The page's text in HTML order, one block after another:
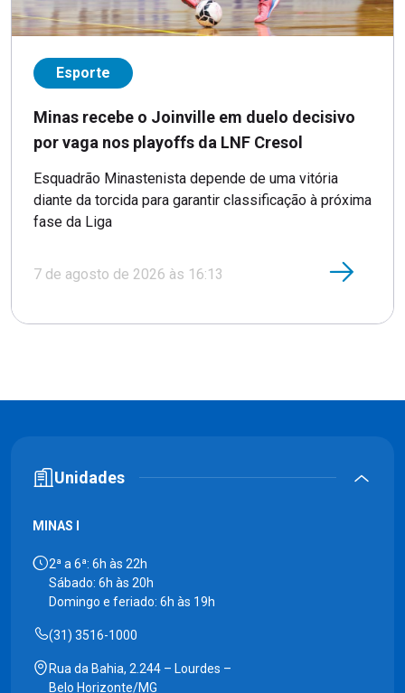
Esporte
Minas recebe o Joinville em duelo decisivo
por vaga nos playoffs da LNF Cresol
Esquadrão Minastenista depende de uma vitória
diante da torcida para garantir classificação à próxima
fase da Liga
7 de agosto de 2026 às 16:13
Unidades
MINAS I
2ª a 6ª: 6h às 22h
Sábado: 6h às 20h
Domingo e feriado: 6h às 19h
(31) 3516-1000
Rua da Bahia, 2.244 – Lourdes –
Belo Horizonte/MG